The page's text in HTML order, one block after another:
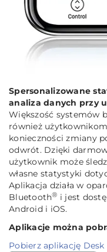
Spersonalizowane
analiza danych przy
Większość systemów
również
konieczności zmiany
odwrót. Dzięki
użytkownik może
własne statystyki
Aplikacja działa w
Bluetooth® i jest
Android i iOS.
Aplikacje można
Pobierz aplikację